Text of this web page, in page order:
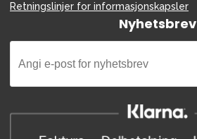
Retningslinjer for informasjonskapsler
Nyhetsbrev